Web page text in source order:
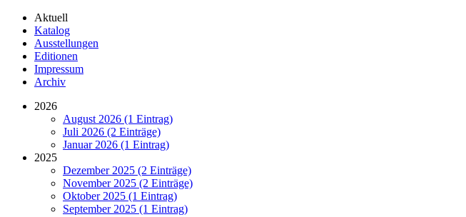
Aktuell
Katalog
Ausstellungen
Editionen
Impressum
Archiv
2026
August 2026 (1 Eintrag)
Juli 2026 (2 Einträge)
Januar 2026 (1 Eintrag)
2025
Dezember 2025 (2 Einträge)
November 2025 (2 Einträge)
Oktober 2025 (1 Eintrag)
September 2025 (1 Eintrag)